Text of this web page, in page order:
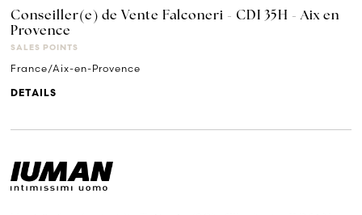
Conseiller(e) de Vente Falconeri - CDI 35H - Aix en
Provence
SALES POINTS
France/Aix-en-Provence
DETAILS